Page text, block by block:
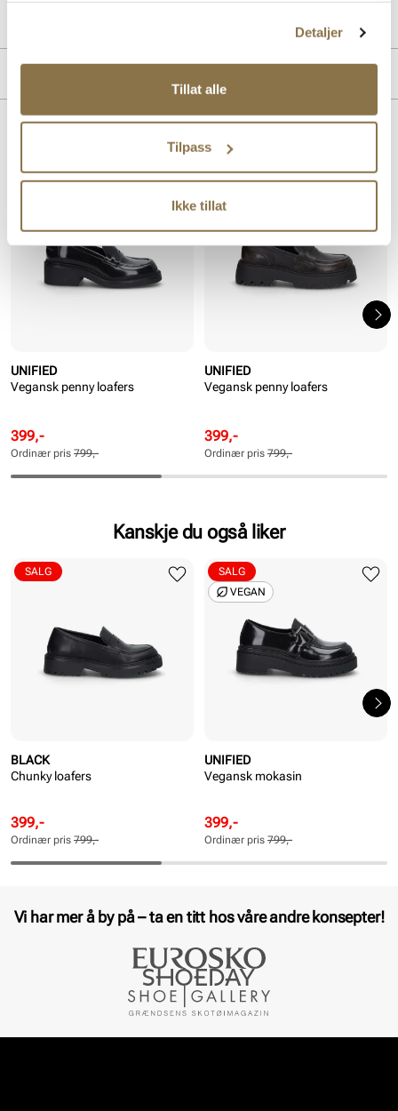
Detaljer
Tillat alle
Tilpass
Ikke tillat
Overdel:Syntetisk
Lignende produkter
UNIFIED
Vegansk penny loafers
Rabattert
pris
Pris
399,-
Ordinær
pris
Pris
Ordinær pris 799,-
SALG
UNIFIED
Vegansk penny loafers
Rabattert
pris
Pris
399,-
Ordinær
pris
Pris
Ordinær pris 799,-
SALG
Kanskje du også liker
BLACK
Chunky loafers
Rabattert
pris
Pris
399,-
Ordinær
pris
Pris
Ordinær pris 799,-
SALG
UNIFIED
Vegansk mokasin
Rabattert
pris
Pris
399,-
Ordinær
pris
Pris
Ordinær pris 799,-
SALG
VEGAN
Vi har mer å by på – ta en titt hos våre andre konsepter!